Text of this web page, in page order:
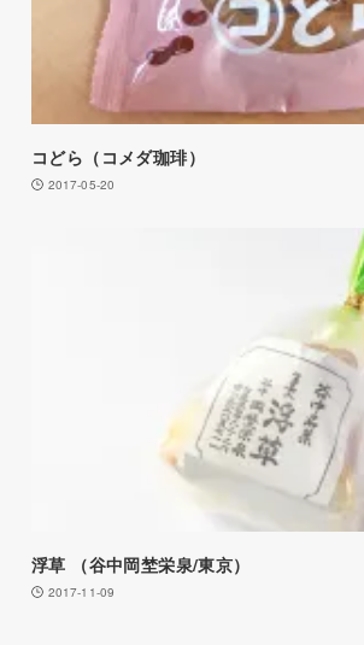
コどら（コメダ珈琲）
2017-05-20
浮草 （谷中岡埜栄泉/東京）
2017-11-09